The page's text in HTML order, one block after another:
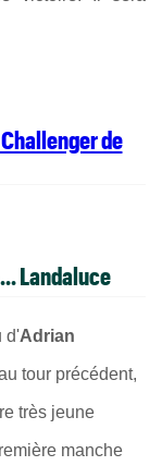
de
Landaluce
d'Adrian
tour précédent,
très jeune
manche